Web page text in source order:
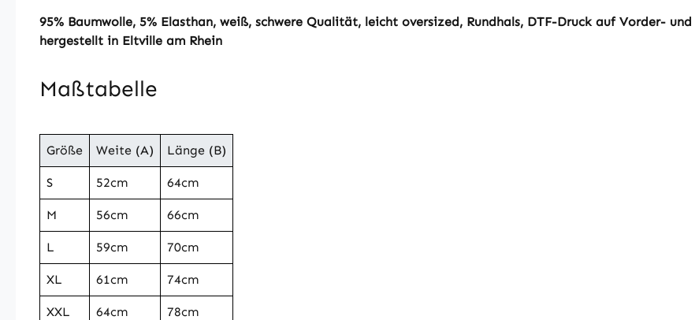
95% Baumwolle, 5% Elasthan, weiß, schwere Qualität, leicht oversized, Rundhals, DTF-Druck auf Vorder-
hergestellt in Eltville am Rhein
Maßtabelle
Größe Weite (A) Länge (B)
S 52cm 64cm
M 56cm 66cm
L 59cm 70cm
XL 61cm 74cm
XXL 64cm 78cm